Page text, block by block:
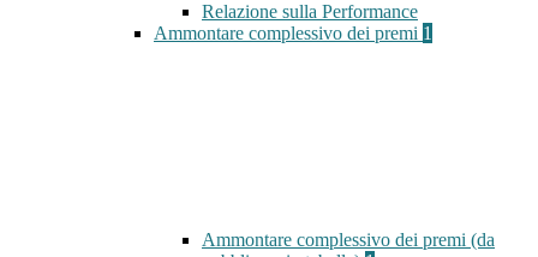
Relazione sulla Performance
Ammontare complessivo dei premi 1
Ammontare complessivo dei premi (da